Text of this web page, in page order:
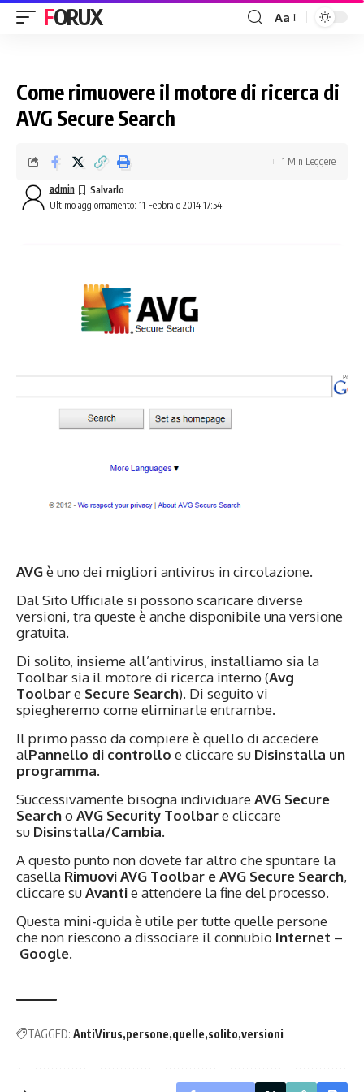
FORUX Aa
Come rimuovere il motore di ricerca di
AVG Secure Search
Ultimo aggiornamento: 11 Febbraio 2014 17:54
admin
1 Min Leggere
AVGè uno dei migliori antivirus in circolazione.
DalSito Ufficiale si possono scaricare diverse
versioni, tra queste è anche disponibile una versione
gratuita.
Di solito, insieme all’antivirus, installiamo sia la
Toolbar sia il motore di ricerca interno (Avg
Toolbare Secure Search). Di seguito vi
spiegheremo come eliminarle entrambe.
Il primo passo da compiere è quello di accedere
alPannello di controllo e cliccare su Disinstalla un
programma.
Successivamente bisogna individuare AVG Secure
Searcho AVG Security Toolbare cliccare
su Disinstalla/Cambia.
A questo punto non dovete far altro che spuntare la
casella Rimuovi AVG Toolbar e AVG Secure Search,
cliccare suAvantie attendere la fine del processo.
Questa mini-guida è utile per tutte quelle persone
che non riescono a dissociare il connubio Internet –
Google.
TAGGED: AntiVirus persone quelle solito versioni